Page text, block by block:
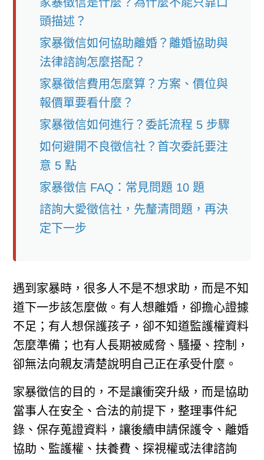
頭描述？
家暴徵信如何協助離婚？離婚協助與
法律諮詢怎麼搭配？
家暴徵信費用怎麼算？方案、價位與
報價單要看什麼？
家暴徵信如何進行？委託流程 5 步驟
如何避開不良徵信社？首次委託要注
意 5 點
家暴徵信 FAQ：常見問題 10 題
諮詢大愛徵信社，先釐清問題，再決
定下一步
遇到家暴時，很多人不是不想求助，而是不知
道下一步該怎麼做。有人想離婚，卻擔心證據
不足；有人想保護孩子，卻不知道監護權資料
怎麼準備；也有人長期被威脅、騷擾、控制，
卻無法向親友清楚說明自己正在承受什麼。
家暴徵信的目的，不是讓衝突升級，而是協助
當事人在安全、合法的前提下，整理事件紀
錄、保存蒐證資料，讓後續申請保護令、離婚
協助、監護權、扶養費、探視權或法律諮詢